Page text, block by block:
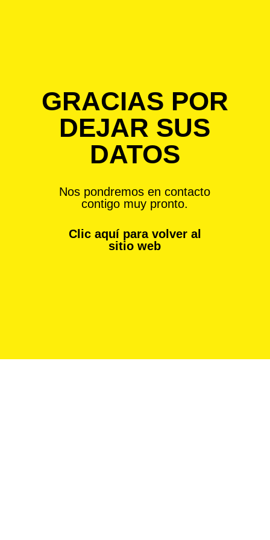
GRACIAS POR
DEJAR SUS
DATOS
Nos pondremos en contacto
contigo muy pronto.
Clic aquí para volver al
sitio web